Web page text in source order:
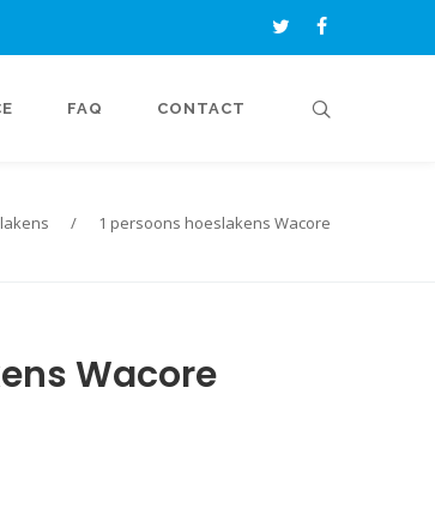
FAQ CONTACT
/ 1 persoons hoeslakens Wacore
Wacore